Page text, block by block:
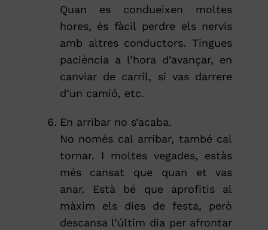
Quan es condueixen moltes
hores, és fàcil perdre els nervis
amb altres conductors. Tingues
paciència a l’hora d’avançar, en
canviar de carril, si vas darrere
d’un camió, etc.
En arribar no s’acaba.
No només cal arribar, també cal
tornar. I moltes vegades, estàs
més cansat que quan et vas
anar. Està bé que aprofitis al
màxim els dies de festa, però
descansa l’últim dia per afrontar